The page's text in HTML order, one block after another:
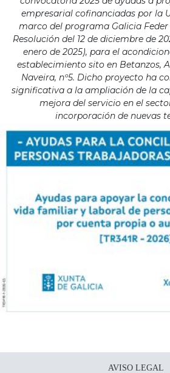
empresarial cofinanciadas por la
marco del programa Galicia Feder
Resolución del 12 de diciembre de
enero de 2025), para el
establecimiento sito en Betanzos,
Naveira, nº5. Dicho proyecto ha
significativa a la ampliación de la
mejora del servicio en el
incorporación de nuevas
AVISO LEGAL